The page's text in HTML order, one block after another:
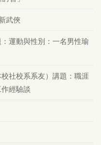
武俠
運動與性別：一名男性瑜
校社校系系友）講題：職涯
經驗談